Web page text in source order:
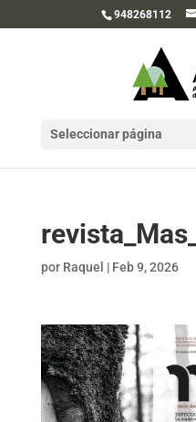
948268112
Seleccionar página
por Raquel | Feb 9, 2026